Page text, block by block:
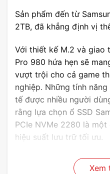
Sản phẩm đến từ
2TB, đã khẳng định vị
Với thiết kế M.2 và giao
Pro 980 hứa hẹn sẽ
vượt trội cho cả game
nghiệp. Những tính
tế được nhiều người
rằng lựa chọn ổ SSD
PCIe NVMe 2280 là
hiệu suất lưu trữ tối ưu.
Xem